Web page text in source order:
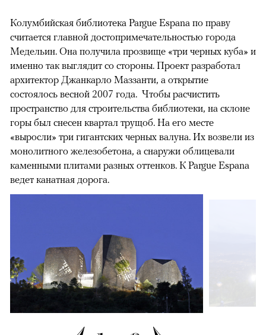
Колумбийская библиотека Pargue Espana по праву
считается главной достопримечательностью города
Медельин. Она получила прозвище «три черных куба» и
именно так выглядит со стороны. Проект разработал
архитектор Джанкарло Маззанти, а открытие
состоялось весной 2007 года. Чтобы расчистить
пространство для строительства библиотеки, на склоне
горы был снесен квартал трущоб. На его месте
«выросли» три гигантских черных валуна. Их возвели из
монолитного железобетона, а снаружи облицевали
каменными плитами разных оттенков. К Pargue Espana
ведет канатная дорога.